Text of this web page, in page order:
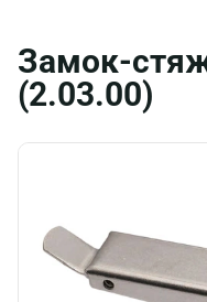
Замок-
(2.03.00)